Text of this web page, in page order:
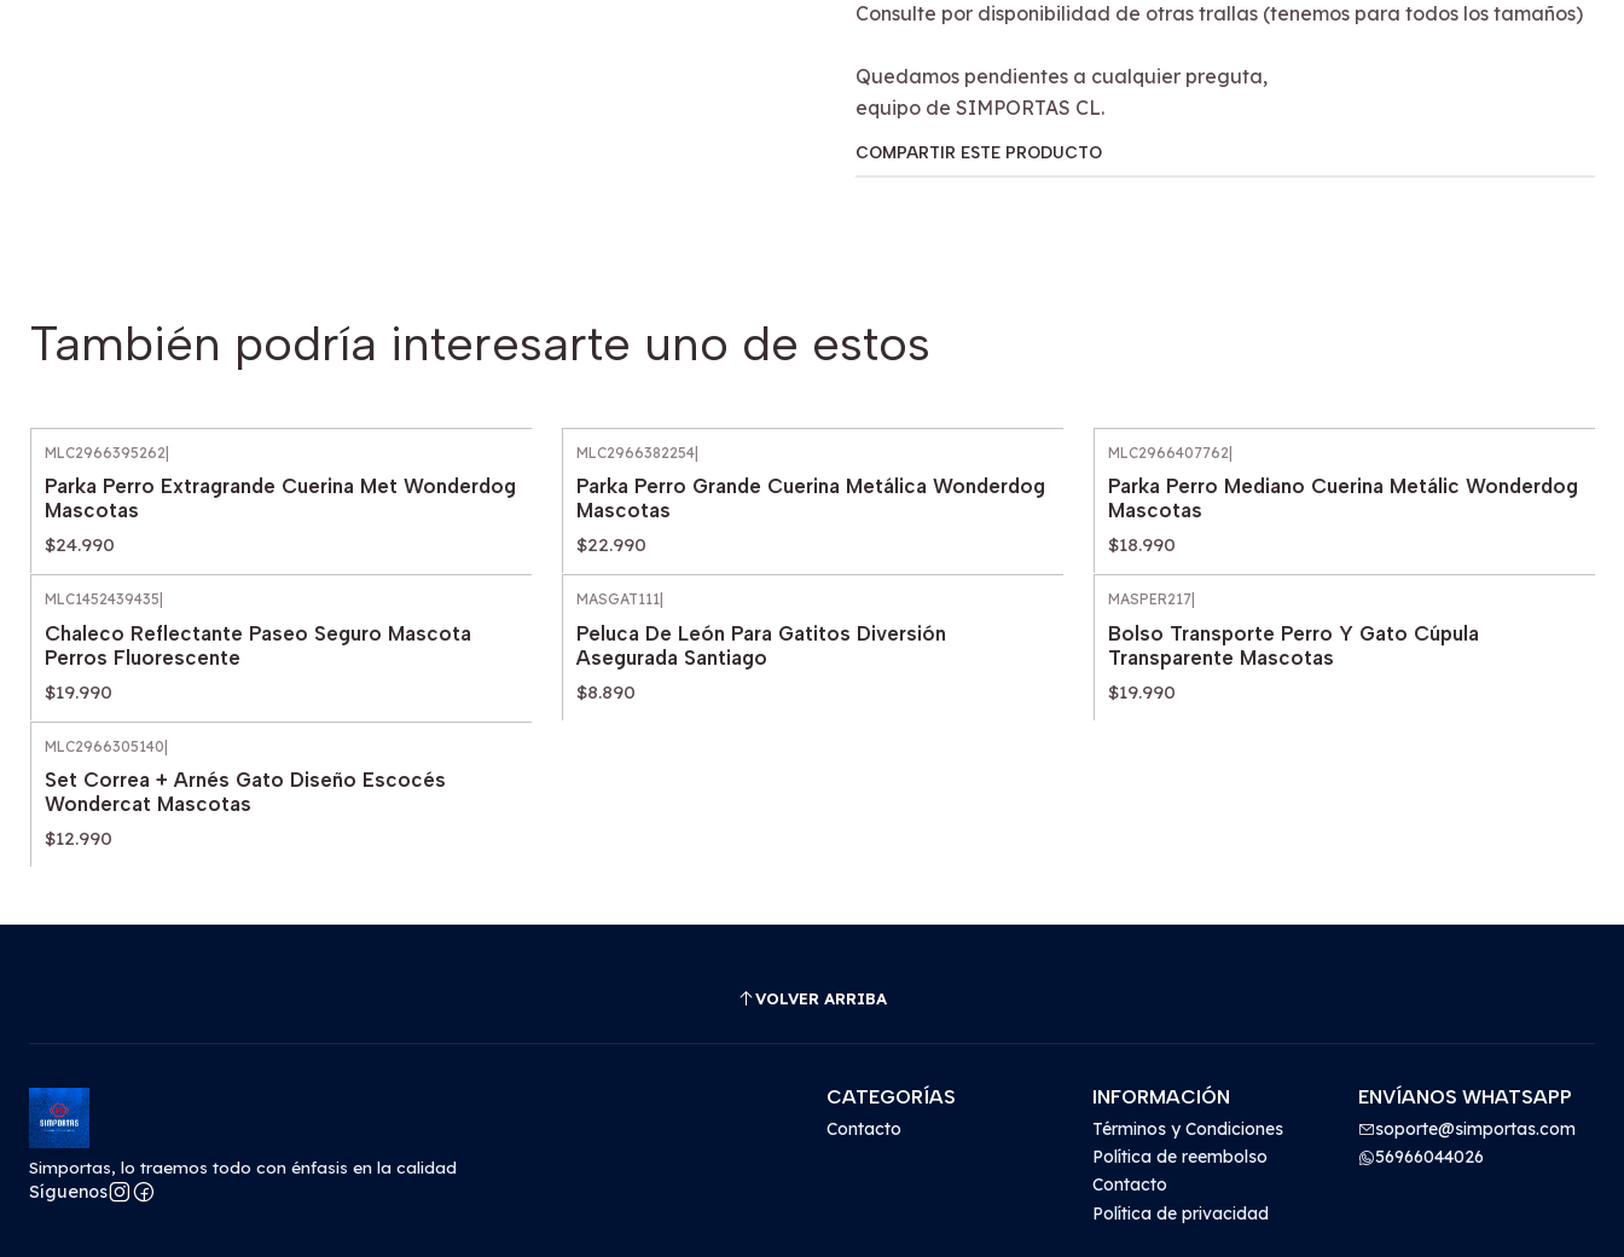
Consulte por disponibilidad de otras trallas (tenemos para todos los tamaños)
Quedamos pendientes a cualquier preguta,
equipo de SIMPORTAS CL.
COMPARTIR ESTE PRODUCTO
También podría interesarte uno de estos
MLC2966395262
Parka Perro Extragrande Cuerina Met Wonderdog
Mascotas
$24.990
MLC2966382254|
Parka Perro Grande Cuerina Metálica Wonderdog
Mascotas
$22.990
MLC2966407762|
Parka Perro Mediano Cuerina Metálic Wonderdog
Mascotas
$18.990
MLC1452439435
Chaleco Reflectante Paseo Seguro Mascota
Perros Fluorescente
$19.990
MASGAT111|
Peluca De León Para Gatitos Diversión
Asegurada Santiago
$8.890
MASPER217|
Bolso Transporte Perro Y Gato Cúpula
Transparente Mascotas
$19.990
MLC2966305140
Set Correa + Arnés Gato Diseño Escocés
Wondercat Mascotas
$12.990
VOLVER ARRIBA
Simportas, lo traemos todo con énfasis en la calidad
Síguenos
CATEGORÍAS
Contacto
INFORMACIÓN
Términos y Condiciones
Política de reembolso
Contacto
Política de privacidad
ENVÍANOS WHATSAPP
soporte@simportas.com
56966044026